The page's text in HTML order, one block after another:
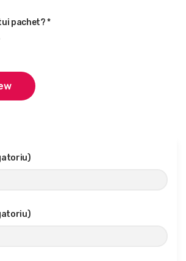
pachet?*